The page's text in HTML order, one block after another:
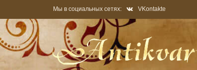
Мы в социальных сетях: VKontakte